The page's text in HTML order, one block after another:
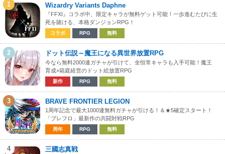
1 Wizardry Variants Daphne
『FFXI』コラボ中、限定キャラが無料ゲット可能！一歩進むたびに生
死を賭ける、本格ダンジョンRPG！
コラボ RPG 無料
2 ドット伝説～魔王になる異世界放置RPG
今なら無料2000連ガチャが引けて、全恒常キャラも入手可能！魔王
育成×箱庭経営のドット絵放置RPG
新作 RPG 無料
3 BRAVE FRONTIER LEGION
1周年記念で最大1000連無料ガチャが引ける！＆★5確定スタート！
「ブレフロ」最新作の共闘対戦RPG
周年 RPG 無料
4 三國志真戦